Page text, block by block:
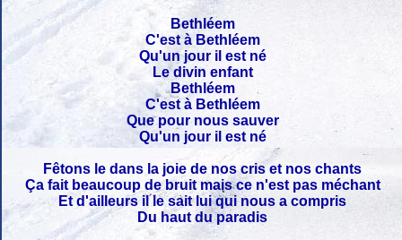
Bethléem
C'est à Bethléem
Qu'un jour il est né
Le divin enfant
Bethléem
C'est à Bethléem
Que pour nous sauver
Qu'un jour il est né
Fêtons le dans la joie de nos cris et nos chants
Ça fait beaucoup de bruit mais ce n'est pas méchant
Et d'ailleurs il le sait lui qui nous a compris
Du haut du paradis